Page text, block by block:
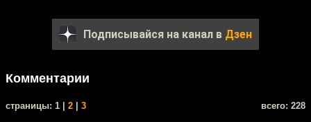
Подписывайся на канал в Дзен
Комментарии
cтраницы: 1 | 2 3 всего: 228